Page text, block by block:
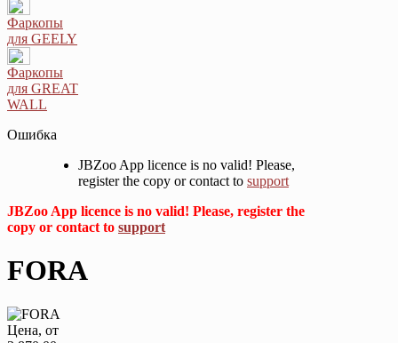
Фаркопы
для GEELY
Фаркопы
для GREAT
WALL
Ошибка
JBZoo App licence is no valid! Please,
register the copy or contact to support
JBZoo App licence is no valid! Please, register the
copy or contact to support
FORA
Цена, от